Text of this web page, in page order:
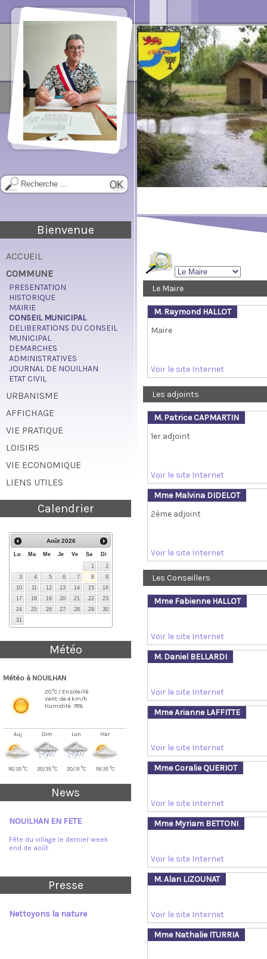
Bienvenue
ACCUEIL
COMMUNE
PRESENTATION
HISTORIQUE
MAIRIE
CONSEIL MUNICIPAL
DELIBERATIONS DU CONSEIL
MUNICIPAL
DEMARCHES
ADMINISTRATIVES
JOURNAL DE NOUILHAN
ETAT CIVIL
URBANISME
AFFICHAGE
VIE PRATIQUE
LOISIRS
VIE ECONOMIQUE
LIENS UTILES
Calendrier
Août 2026
Lu Ma Me Je Ve Sa
Di
1
2
3
4 5 6 7 8
9
10
11 12 13 14 15
16
17
18 19 20 21 22
23
24
25 26 27 28 29
30
31
Météo
Météo à NOUILHAN
20 °C / Ensoleillé
Vent: de 4 km/h
Humidité: 78%
Auj
18/35 °C
Dim
20/35 °C
Lun
20/31 °C
Mar
19/35 °C
News
NOUILHAN EN FETE
Fête du village le dernier week
end de août
Presse
Nettoyons la nature
Le Maire
M. Raymond HALLOT
Maire
Voir le site Internet
Les adjoints
M. Patrice CAPMARTIN
1er adjoint
Voir le site Internet
Mme Malvina DIDELOT
2ème adjoint
Voir le site Internet
Les Conseillers
Mme Fabienne HALLOT
Voir le site Internet
M. Daniel BELLARDI
Voir le site Internet
Mme Arianne LAFFITTE
Voir le site Internet
Mme Coralie QUERIOT
Voir le site Internet
Mme Myriam BETTONI
Voir le site Internet
M. Alan LIZOUNAT
Voir le site Internet
Mme Nathalie ITURRIA